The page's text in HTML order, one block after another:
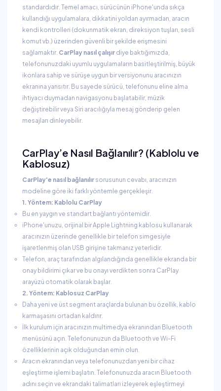
standardıdır. Temel amacı, sürücünün iPhone'unda sıkça
kullandığı uygulamalara, dikkatini yoldan ayırmadan, aracın
kendi kontrolleri (dokunmatik ekran, direksiyon tuşları, sesli
komut vb.) üzerinden güvenli bir şekilde erişmesini
sağlamaktır. CarPlay nasıl çalışır diye baktığımızda,
telefonunuzdaki uyumlu uygulamaların basitleştirilmiş, büyük
ikonlara sahip ve sürüşe uygun bir versiyonunu aracınızın
ekranına yansıtır. Bu sayede sürücü, telefonunu eline alma
ihtiyacı duymadan navigasyonu başlatabilir, müzik
değiştirebilir veya Siri aracılığıyla mesaj gönderip gelen
mesajları dinleyebilir.
CarPlay’e Nasıl Bağlanılır? (Kablolu ve
Kablosuz)
CarPlay'e nasıl bağlanılır sorusunun cevabı, aracınızın
modeline göre iki farklı yöntemle gerçekleşir.
1. Yöntem: Kablolu CarPlay
Bu en yaygın ve standart bağlantı yöntemidir.
iPhone'unuzu, orijinal bir Apple Lightning kablosu kullanarak
aracınızın üzerinde genellikle bir telefon simgesiyle
işaretlenmiş olan USB girişine takmanız yeterlidir.
Telefon, araç tarafından algılandığında genellikle ekranda bir
onay bildirimi çıkar ve bu onayı verdikten sonra CarPlay
arayüzü otomatik olarak başlar.
2. Yöntem: Kablosuz CarPlay
Daha yeni ve üst segment araçlarda bulunan bu özellik, kablo
karmaşasını ortadan kaldırır.
İlk kurulum için aracınızın multimedya ekranından Bluetooth
menüsünü açın. Telefonunuzun da Bluetooth ve Wi-Fi
özelliklerinin açık olduğundan emin olun.
Aracın ekranından veya telefonunuzdan yeni bir cihaz
eşleştirme işlemi başlatın. Telefonunuzda aracın Bluetooth
adını seçin ve ekrandaki talimatları izleyerek eşleştirmeyi